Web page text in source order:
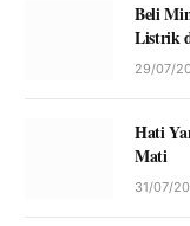
Beli
Listrik
29/07/
Hati
Mati
31/07/